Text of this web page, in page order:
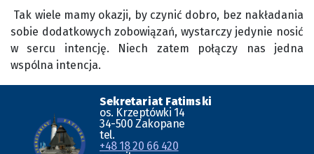
Tak wiele mamy okazji, by czynić dobro, bez nakładania
sobie dodatkowych zobowiązań, wystarczy jedynie nosić
w sercu intencję. Niech zatem połączy nas jedna
wspólna intencja.
Sekretariat Fatimski
os. Krzeptówki 14
34-500 Zakopane
tel.
+48 18 20 66 420